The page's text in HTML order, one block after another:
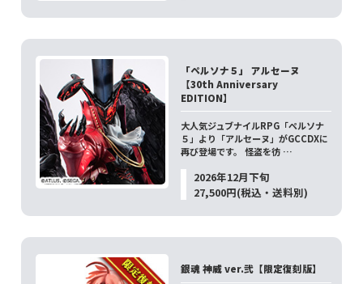
「ペルソナ５」 アルセーヌ
【30th Anniversary
EDITION】
大人気ジュブナイルRPG「ペルソナ
５」より「アルセーヌ」がGCCDXに
再び登場です。 怪盗を彷 …
2026年12月下旬
27,500円(税込・送料別)
銀魂 神威 ver.弐【限定復刻版】